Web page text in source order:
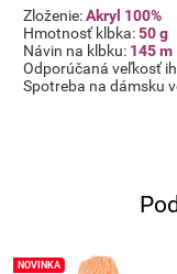
Zloženie:Akryl 100%
Hmotnosť klbka:50 g
Návin na klbku: 145 m
Odporúčaná veľkosť
Spotreba na dámsku
NOVINKA